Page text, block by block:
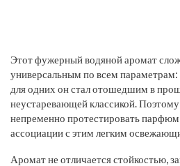
Этот фужерный водяной аромат
универсальным по всем
для одних он стал отошедшим в
неустаревающей классикой.
непременно протестировать
ассоциации с этим легким
Аромат не отличается стойкостью,